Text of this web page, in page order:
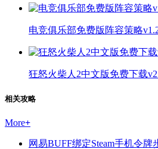
电竞俱乐部免费版阵容策略
狂怒火柴人2中文版免费下载
相关攻略
More+
网易BUFF绑定Steam手机令牌